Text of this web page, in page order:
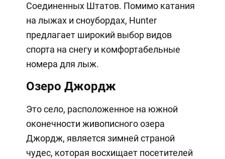
Соединенных Штатов. Помимо катания
на лыжах и сноубордах, Hunter
предлагает широкий выбор видов
спорта на снегу и комфортабельные
номера для лыж.
Озеро Джордж
Это село, расположенное на южной
оконечности живописного озера
Джордж, является зимней страной
чудес, которая восхищает посетителей